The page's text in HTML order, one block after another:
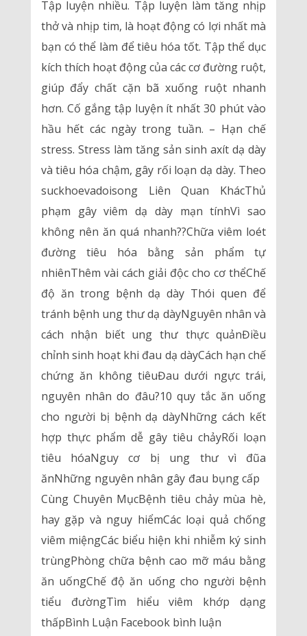
Tập luyện nhiều. Tập luyện làm tăng nhịp
thở và nhịp tim, là hoạt động có lợi nhất mà
bạn có thể làm để tiêu hóa tốt. Tập thể dục
kích thích hoạt động của các cơ đường ruột,
giúp đẩy chất cặn bã xuống ruột nhanh
hơn. Cố gắng tập luyện ít nhất 30 phút vào
hầu hết các ngày trong tuần. – Hạn chế
stress. Stress làm tăng sản sinh axít dạ dày
và tiêu hóa chậm, gây rối loạn dạ dày. Theo
suckhoevadoisong Liên Quan KhácThủ
phạm gây viêm dạ dày mạn tínhVì sao
không nên ăn quá nhanh??Chữa viêm loét
đường tiêu hóa bằng sản phẩm tự
nhiênThêm vài cách giải độc cho cơ thểChế
độ ăn trong bệnh dạ dày Thói quen để
tránh bệnh ung thư dạ dàyNguyên nhân và
cách nhận biết ung thư thực quảnĐiều
chỉnh sinh hoạt khi đau dạ dàyCách hạn chế
chứng ăn không tiêuĐau dưới ngực trái,
nguyên nhân do đâu?10 quy tắc ăn uống
cho người bị bệnh dạ dàyNhững cách kết
hợp thực phẩm dễ gây tiêu chảyRối loạn
tiêu hóaNguy cơ bị ung thư vì đũa
ănNhững nguyên nhân gây đau bụng cấp
Cùng Chuyên MụcBệnh tiêu chảy mùa hè,
hay gặp và nguy hiểmCác loại quả chống
viêm miệngCác biểu hiện khi nhiễm ký sinh
trùngPhòng chữa bệnh cao mỡ máu bằng
ăn uốngChế độ ăn uống cho người bệnh
tiểu đườngTìm hiểu viêm khớp dạng
thấpBình Luận Facebook bình luận